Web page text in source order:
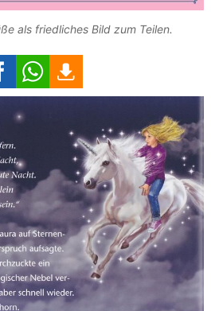
als friedliches Bild zum Teilen.